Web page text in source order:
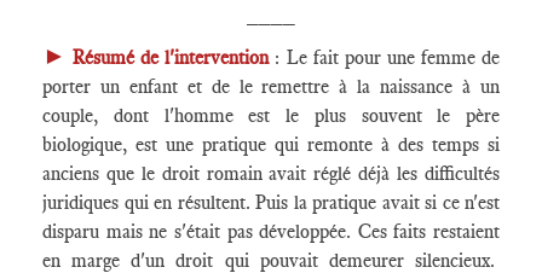
► Résumé de l'intervention: Le fait pour une femme de
porter un enfant et de le remettre à la naissance à un
couple, dont l'homme est le plus souvent le père
biologique, est une pratique qui remonte à des temps si
anciens que le droit romain avait réglé déjà les difficultés
juridiques qui en résultent. Puis la pratique avait si ce n'est
disparu mais ne s'était pas développée. Ces faits restaient
en marge d'un droit qui pouvait demeurer silencieux.